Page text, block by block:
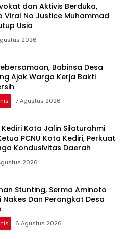
dan Aktivis Berduka,
Viral No Justice Muhammad
Usia
2026
Babinsa Desa
Ajak Warga Kerja Bakti
7 Agustus 2026
Kota Jalin Silaturahmi
PCNU Kota Kediri, Perkuat
Kondusivitas Daerah
2026
Stunting, Serma Aminoto
Nakes Dan Perangkat Desa
6 Agustus 2026